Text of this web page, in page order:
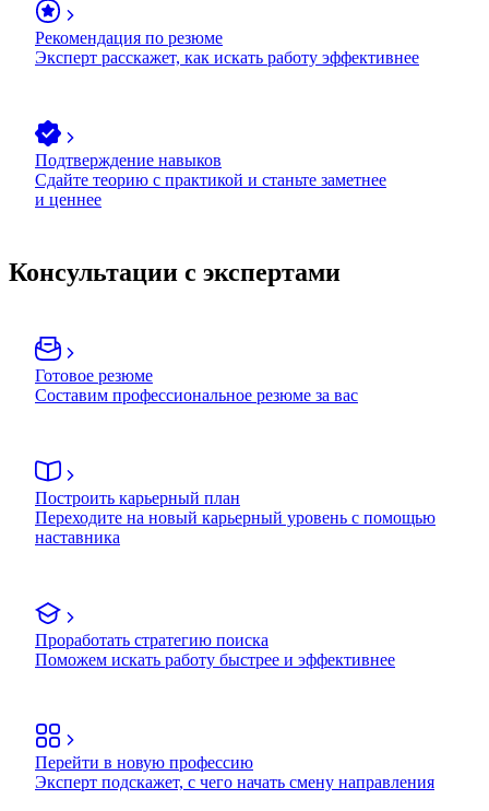
Рекомендация по резюме
Эксперт расскажет, как искать работу эффективнее
Подтверждение навыков
Сдайте теорию с практикой и станьте заметнее
и ценнее
Консультации с экспертами
Готовое резюме
Составим профессиональное резюме за вас
Построить карьерный план
Переходите на новый карьерный уровень с помощью
наставника
Проработать стратегию поиска
Поможем искать работу быстрее и эффективнее
Перейти в новую профессию
Эксперт подскажет, с чего начать смену направления